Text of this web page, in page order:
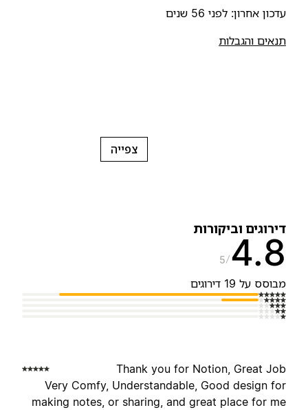
אחרון: לפני 56 שנים
והגבלות
צפייה
וביקורות
5
על 19 דירוגים
Thank you for Notion, Great
Very Comfy, Understandable, Good design
making notes, or sharing, and great place for